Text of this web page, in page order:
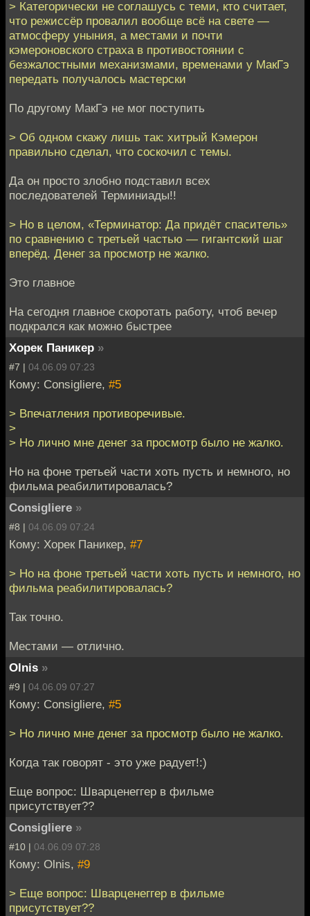
> Категорически не соглашусь с теми, кто считает,
что режиссёр провалил вообще всё на свете —
атмосферу уныния, а местами и почти
кэмероновского страха в противостоянии с
безжалостными механизмами, временами у МакГэ
передать получалось мастерски
По другому МакГэ не мог поступить
> Об одном скажу лишь так: хитрый Кэмерон
правильно сделал, что соскочил с темы.
Да он просто злобно подставил всех
последователей Терминиады!!
> Но в целом, «Терминатор: Да придёт спаситель»
по сравнению с третьей частью — гигантский шаг
вперёд. Денег за просмотр не жалко.
Это главное
На сегодня главное скоротать работу, чтоб вечер
подкрался как можно быстрее
Хорек Паникер »
#7 | 04.06.09 07:23
Кому: Consigliere, #5
> Впечатления противоречивые.
>
> Но лично мне денег за просмотр было не жалко.
Но на фоне третьей части хоть пусть и немного, но
фильма реабилитировалась?
Consigliere »
#8 | 04.06.09 07:24
Кому: Хорек Паникер, #7
> Но на фоне третьей части хоть пусть и немного, но
фильма реабилитировалась?
Так точно.
Местами — отлично.
Olnis »
#9 | 04.06.09 07:27
Кому: Consigliere, #5
> Но лично мне денег за просмотр было не жалко.
Когда так говорят - это уже радует!:)
Еще вопрос: Шварценеггер в фильме
присутствует??
Consigliere »
#10 | 04.06.09 07:28
Кому: Olnis, #9
> Еще вопрос: Шварценеггер в фильме
присутствует??